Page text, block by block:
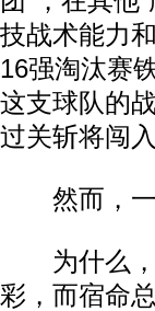
技战术能力
16强淘汰赛
这支球队的
过关斩将闯
然而，一
为什么，
彩，而宿命